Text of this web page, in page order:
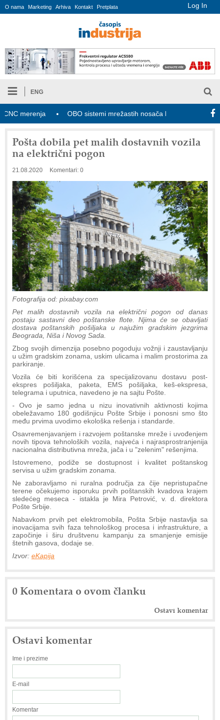
Log In
O nama Marketing Arhiva Kontakt Pretplata
ENG
merenja OBO sistemi mrežastih nosača kablova Novi
Pošta dobila pet malih dostavnih vozila
na električni pogon
21.08.2020 Komentari: 0
Fotografija od: pixabay.com
Pet malih dostavnih vozila na električni pogon od danas
postaju sastavni deo poštanske flote. Njima će se obavljati
dostava poštanskih pošiljaka u najužim gradskim jezgrima
Beograda, Niša i Novog Sada.
Zbog svojih dimenzija posebno pogoduju vožnji i zaustavljanju
u užim gradskim zonama, uskim ulicama i malim prostorima za
parkiranje.
Vozila će biti korišćena za specijalizovanu dostavu post-
ekspres pošiljaka, paketa, EMS pošiljaka, keš-ekspresa,
telegrama i uputnica, navedeno je na sajtu Pošte.
- Ovo je samo jedna u nizu inovativnih aktivnosti kojima
obeležavamo 180 godišnjicu Pošte Srbije i ponosni smo što
među prvima uvodimo ekološka rešenja i standarde.
Osavremenjavanjem i razvojem poštanske mreže i uvođenjem
novih tipova tehnoloških vozila, najveća i najrasprostranjenija
nacionalna distributivna mreža, jača i u "zelenim" rešenjima.
Istovremeno, podiže se dostupnost i kvalitet poštanskog
servisa u užim gradskim zonama.
Ne zaboravljamo ni ruralna područja za čije nepristupačne
terene očekujemo isporuku prvih poštanskih kvadova krajem
sledećeg meseca - istakla je Mira Petrović, v. d. direktora
Pošte Srbije.
Nabavkom prvih pet elektromobila, Pošta Srbije nastavlja sa
inovacijama svih faza tehnološkog procesa i infrastrukture, a
započinje i širu društvenu kampanju za smanjenje emisije
štetnih gasova, dodaje se.
Izvor: eKapija
0 Komentara o ovom članku
Ostavi komentar
Ostavi komentar
Ime i prezime
E-mail
Komentar